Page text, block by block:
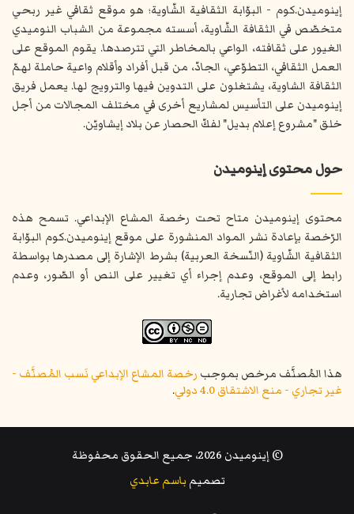
إينوميدن.كوم - البوّابة الثقافية الشّاوية؛ هو موقع ثقافي غير ربحي
متخصّص في الثقافة الشّاوية، أسسته مجموعة من الشباب النوميدي
الغيور على ثقافته، الواعي بالمخاطر التي تترصدها. يقوم الموقع على
العمل الثقافي، التطوّعي، الجادّ، من قبل أفراد وأقلام واعية حاملة لهمّ
الثقافة الشاوية، يشتغلون على التدوين فيها والترويج لها. يعمل فريق
إينوميدن على التأسيس لمشاريع أخرى في مختلف المجالات من أجل
خلق "مشروع إعلام بديل" لفكّ الحصار عن بلاد إيشاويّن.
حول محتوى إينوميدن
محتوى إينوميدن متاح تحت رخصة المشاع الإبداعي. تسمح هذه
الرّخصة بإعادة نشر المواد المنشورة على موقع إينوميدن.كوم البوّابة
الثقافية الشّاوية (النّسخة العربية) بشرط الإشارة إلى مصدرها بواسطة
رابط إلى الموقع، وعدم إجراء أي تغيير على النص أو الصّور، وعدم
استخدامه لأغراض تجارية.
هذا المُصنَّف مرخص بموجب رخصة المشاع الإبداعي نَسب المُصنَّف -
غير تجاري - منع الاشتقاق 4.0 دولي
.
© إينوميدن 2026، جميع الحقوق محفوظة
تصميم باسم عابدي